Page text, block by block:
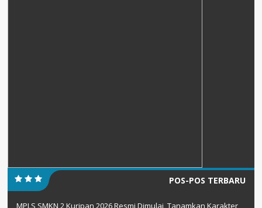
POS-POS TERBARU
MPLS SMKN 2 Kuripan 2026 Resmi Dimulai, Tanamkan Karakter